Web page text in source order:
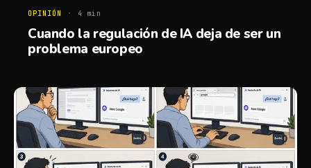
OPINIÓN · 4 min
Cuando la regulación de IA deja de ser un
problema europeo